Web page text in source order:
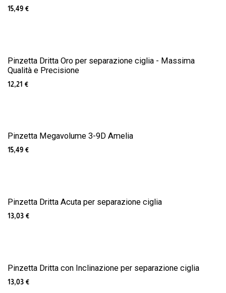
15,49 €
Pinzetta Dritta Oro per separazione ciglia - Massima
Qualità e Precisione
12,21 €
Pinzetta Megavolume 3-9D Amelia
15,49 €
Pinzetta Dritta Acuta per separazione ciglia
13,03 €
Pinzetta Dritta con Inclinazione per separazione ciglia
13,03 €